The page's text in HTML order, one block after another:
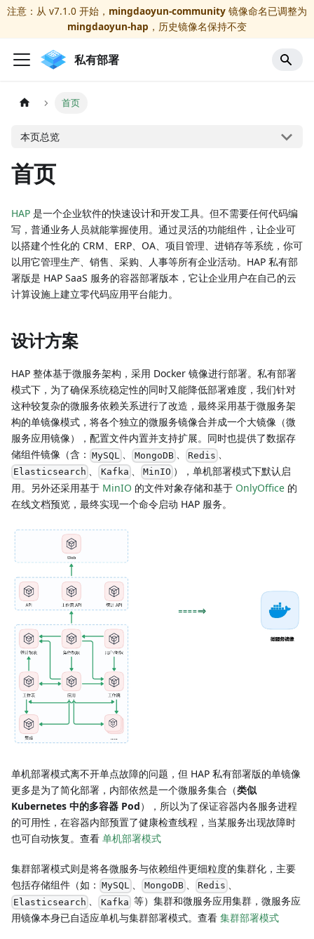
注意：从 v7.1.0 开始， mingdaoyun-community 镜像命名已调整为
mingdaoyun-hap ，历史镜像名保持不变
私有部署
首页
本页总览
首页
HAP 是一个企业软件的快速设计和开发工具。但不需要任何代码编
写，普通业务人员就能掌握使用。通过灵活的功能组件，让企业可
以搭建个性化的 CRM、ERP、OA、项目管理、进销存等系统，你可
以用它管理生产、销售、采购、人事等所有企业活动。HAP 私有部
署版是 HAP SaaS 服务的容器部署版本，它让企业用户在自己的云
计算设施上建立零代码应用平台能力。
设计方案
HAP 整体基于微服务架构，采用 Docker 镜像进行部署。私有部署
模式下，为了确保系统稳定性的同时又能降低部署难度，我们针对
这种较复杂的微服务依赖关系进行了改造，最终采用基于微服务架
构的单镜像模式，将各个独立的微服务镜像合并成一个大镜像（微
服务应用镜像），配置文件内置并支持扩展。同时也提供了数据存
储组件镜像（含：
MySQL 、 MongoDB 、 Redis 、
Elasticsearch 、 Kafka 、 MinIO ），单机部署模式下默认启
用。另外还采用基于 MinIO 的文件对象存储和基于 OnlyOffice 的
在线文档预览，最终实现一个命令启动 HAP 服务。
单机部署模式离不开单点故障的问题，但 HAP 私有部署版的单镜像
更多是为了简化部署，内部依然是一个微服务集合（类似
Kubernetes 中的多容器 Pod），所以为了保证容器内各服务进程
的可用性，在容器内部预置了健康检查线程，当某服务出现故障时
也可自动恢复。查看 单机部署模式
集群部署模式则是将各微服务与依赖组件更细粒度的集群化，主要
包括存储组件（如：
MySQL 、 MongoDB 、 Redis
Elasticsearch 、 Kafka 等）集群和微服务应用集群，微服务应
用镜像本身已自适应单机与集群部署模式。查看 集群部署模式